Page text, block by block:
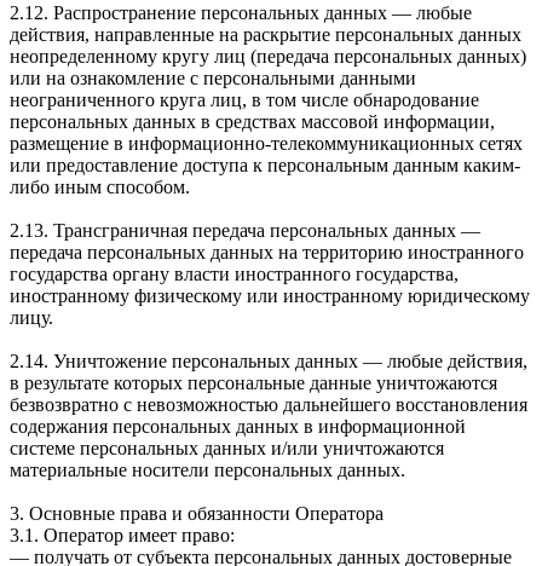
2.12. Распространение персональных данных — любые
действия, направленные на раскрытие персональных данных
неопределенному кругу лиц (передача персональных данных)
или на ознакомление с персональными данными
неограниченного круга лиц, в том числе обнародование
персональных данных в средствах массовой информации,
размещение в информационно-телекоммуникационных сетях
или предоставление доступа к персональным данным каким-
либо иным способом.
2.13. Трансграничная передача персональных данных —
передача персональных данных на территорию иностранного
государства органу власти иностранного государства,
иностранному физическому или иностранному юридическому
лицу.
2.14. Уничтожение персональных данных — любые действия,
в результате которых персональные данные уничтожаются
безвозвратно с невозможностью дальнейшего восстановления
содержания персональных данных в информационной
системе персональных данных и/или уничтожаются
материальные носители персональных данных.
3. Основные права и обязанности Оператора
3.1. Оператор имеет право:
— получать от субъекта персональных данных достоверные